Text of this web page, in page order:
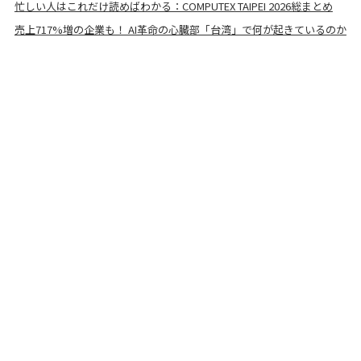
忙しい人はこれだけ読めばわかる：COMPUTEX TAIPEI 2026総まとめ
売上717%増の企業も！ AI革命の心臓部「台湾」で何が起きているのか